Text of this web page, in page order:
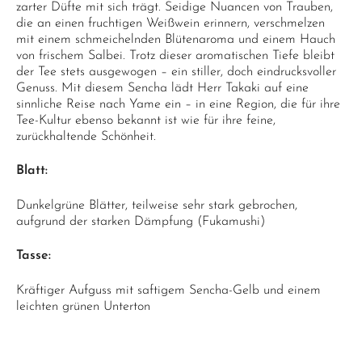
zarter Düfte mit sich trägt. Seidige Nuancen von Trauben,
die an einen fruchtigen Weißwein erinnern, verschmelzen
mit einem schmeichelnden Blütenaroma und einem Hauch
von frischem Salbei. Trotz dieser aromatischen Tiefe bleibt
der Tee stets ausgewogen – ein stiller, doch eindrucksvoller
Genuss. Mit diesem Sencha lädt Herr Takaki auf eine
sinnliche Reise nach Yame ein – in eine Region, die für ihre
Tee-Kultur ebenso bekannt ist wie für ihre feine,
zurückhaltende Schönheit.
Blatt:
Dunkelgrüne Blätter, teilweise sehr stark gebrochen,
aufgrund der starken Dämpfung (Fukamushi)
Tasse:
Kräftiger Aufguss mit saftigem Sencha-Gelb und einem
leichten grünen Unterton